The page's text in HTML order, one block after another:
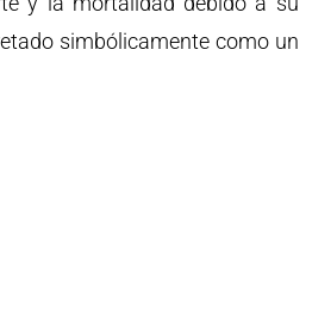
simbólicamente como un